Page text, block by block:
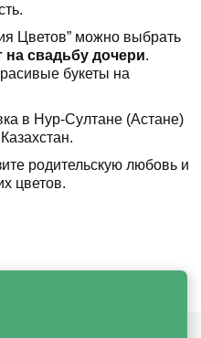
Цветов” можно выбрать
на свадьбу дочери.
букеты на
в Нур-Султане (Астане)
родительскую любовь и
цветов.